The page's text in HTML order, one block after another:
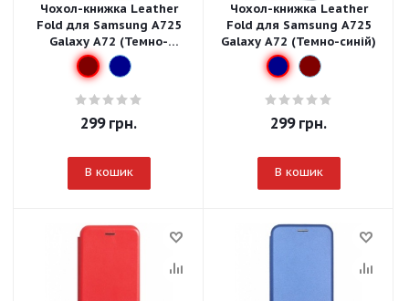
Чохол-книжка Leather
Fold для Samsung A725
Galaxy A72 (Темно-
червоний)
299грн.
В кошик
Чохол-книжка Leather
Fold для Samsung A725
Galaxy A72 (Темно-синій)
299грн.
В кошик